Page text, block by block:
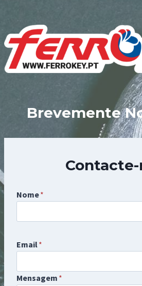
content
Brevemente
Nome*
Email*
Mensagem *